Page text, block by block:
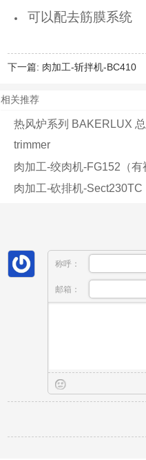
可以配去筋膜系统
下一篇: 肉加工-斩拌机-BC410
相关推荐
热风炉系列 BAKERLUX 总
trimmer
肉加工-绞肉机-FG152（有
肉加工-砍排机-Sect230TC
称呼：
邮箱：